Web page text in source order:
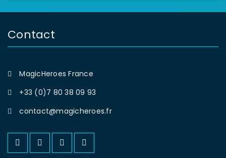
Contact
MagicHeroes France
+33 (0)7 80 38 09 93
contact@magicheroes.fr